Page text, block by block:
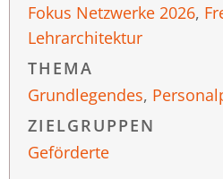
Fokus Netzwerke 2026,
Lehrarchitektur
THEMA
Grundlegendes,
ZIELGRUPPEN
Geförderte